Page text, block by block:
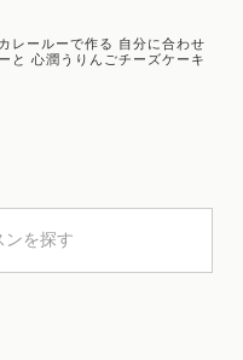
レールーで作る 自分に合わせ
と 心潤うりんごチーズケーキ